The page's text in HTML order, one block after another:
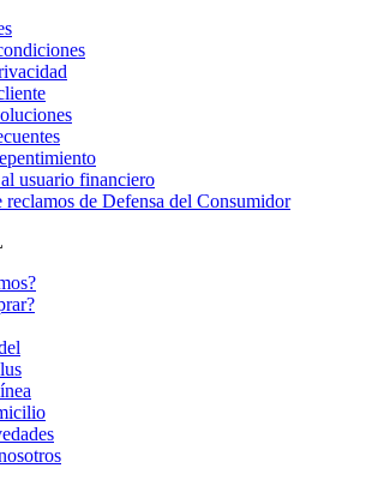
usuario financiero
reclamos de Defensa del Consumidor